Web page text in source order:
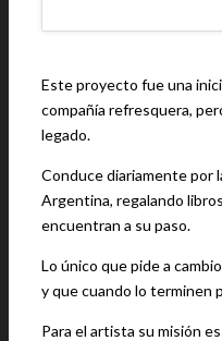
Este proyecto fue una
compañía refresquera,
legado.
Conduce diariamente por
Argentina, regalando
encuentran a su paso.
Lo único que pide a
y que cuando lo terminen
Para el artista su misión